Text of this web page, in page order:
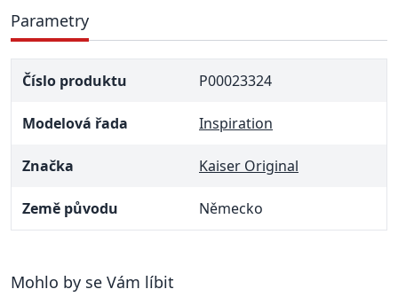
Parametry
Číslo produktu P00023324
Modelová řada Inspiration
Značka Kaiser Original
Země původu Německo
Mohlo by se Vám líbit